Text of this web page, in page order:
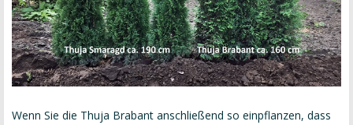
Wenn Sie die Thuja Brabant anschließend so einpflanzen, dass